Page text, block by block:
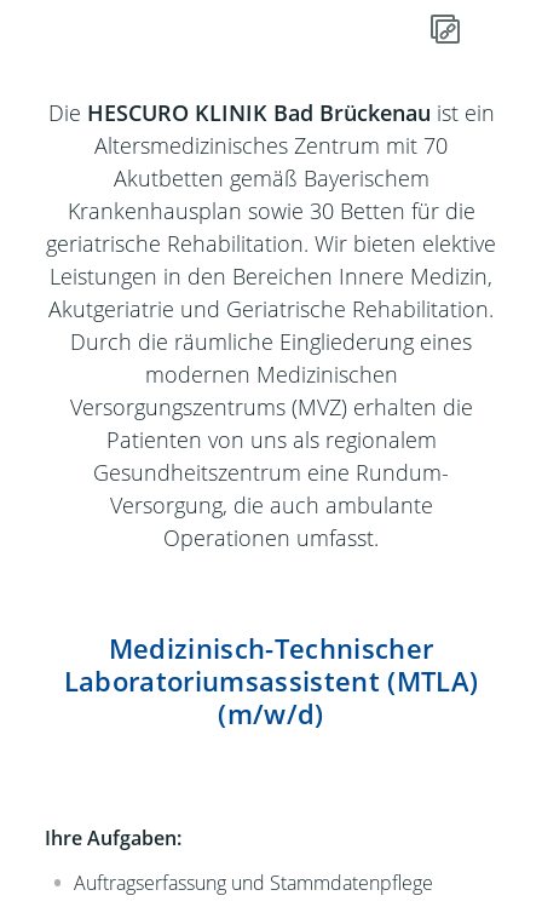
Die HESCURO KLINIK Bad Brückenau ist ein
Altersmedizinisches Zentrum mit 70
Akutbetten gemäß Bayerischem
Krankenhausplan sowie 30 Betten für die
geriatrische Rehabilitation. Wir bieten elektive
Leistungen in den Bereichen Innere Medizin,
Akutgeriatrie und Geriatrische Rehabilitation.
Durch die räumliche Eingliederung eines
modernen Medizinischen
Versorgungszentrums (MVZ) erhalten die
Patienten von uns als regionalem
Gesundheitszentrum eine Rundum-
Versorgung, die auch ambulante
Operationen umfasst.
Medizinisch-Technischer
Laboratoriumsassistent (MTLA)
(m/w/d)
Ihre Aufgaben:
Auftragserfassung und Stammdatenpflege